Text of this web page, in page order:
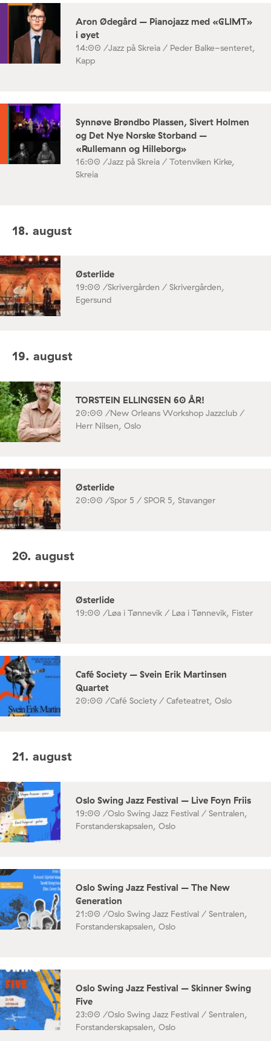
Aron Ødegård – Pianojazz med «GLIMT»
i øyet
14:00 /Jazz på Skreia / Peder Balke-senteret,
Kapp
Synnøve Brøndbo Plassen, Sivert Holmen
og Det Nye Norske Storband –
«Rullemann og Hilleborg»
16:00 /Jazz på Skreia / Totenviken Kirke,
Skreia
18. august
Østerlide
19:00 /Skrivergården / Skrivergården,
Egersund
19. august
TORSTEIN ELLINGSEN 60 ÅR!
20:00 /New Orleans Workshop Jazzclub /
Herr Nilsen, Oslo
Østerlide
20:00 /Spor 5 / SPOR 5, Stavanger
20. august
Østerlide
19:00 /Løa i Tønnevik / Løa i Tønnevik, Fister
Café Society – Svein Erik Martinsen
Quartet
20:00 /Café Society / Cafeteatret, Oslo
21. august
Oslo Swing Jazz Festival – Live Foyn Friis
19:00 /Oslo Swing Jazz Festival / Sentralen,
Forstanderskapsalen, Oslo
Oslo Swing Jazz Festival – The New
Generation
21:00 /Oslo Swing Jazz Festival / Sentralen,
Forstanderskapsalen, Oslo
Oslo Swing Jazz Festival – Skinner Swing
Five
23:00 /Oslo Swing Jazz Festival / Sentralen,
Forstanderskapsalen, Oslo